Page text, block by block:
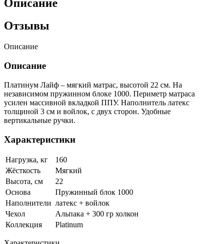
Описание
Отзывы
Описание
Описание
Платинум Лайф – мягкий матрас, высотой 22 см. На
независимом пружинном блоке 1000. Периметр матраса
усилен массивной вкладкой ППУ. Наполнитель латекс
толщиной 3 см и войлок, с двух сторон. Удобные
вертикальные ручки.
Характеристики
Нагрузка, кг
160
Жёсткость
Мягкий
Высота, см
22
Основа
Пружинный блок 1000
Наполнители латекс + войлок
Чехол
Альпака + 300 гр холкон
Коллекция
Platinum